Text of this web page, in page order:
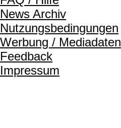
News Archiv
Nutzungsbedingungen
Werbung / Mediadaten
Feedback
Impressum